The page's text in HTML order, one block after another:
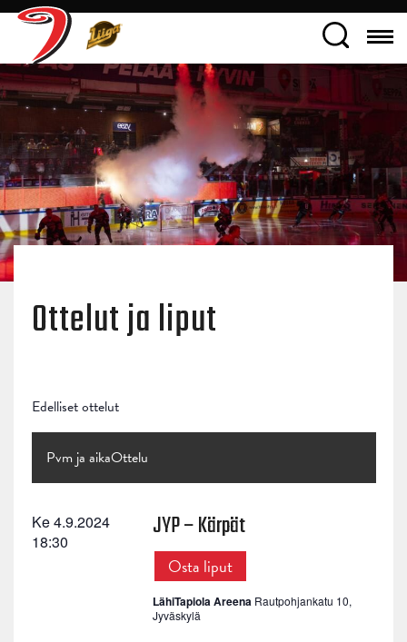
Ottelut ja liput
Edelliset ottelut
Pvm ja aikaOttelu
Ke 4.9.2024
18:30
JYP – Kärpät
Osta liput
LähiTapiola Areena Rautpohjankatu 10,
Jyväskylä